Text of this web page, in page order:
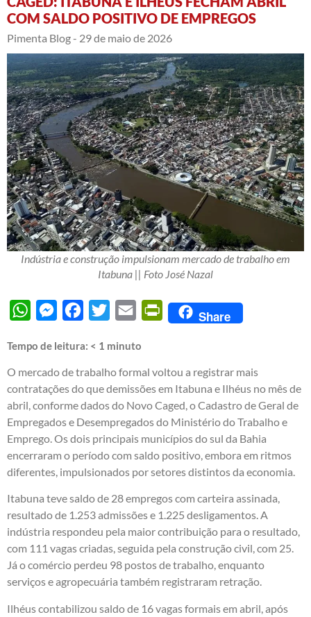
COM SALDO POSITIVO DE EMPREGOS
Pimenta Blog - 29 de maio de 2026
Indústria e construção impulsionam mercado de trabalho em
Itabuna || Foto José Nazal
WhatsAppMessengerFacebook
Twitter Email PrintFriendly
Share
Tempo de leitura: < 1 minuto
O mercado de trabalho formal voltou a registrar mais
contratações do que demissões em Itabuna e Ilhéus no mês de
abril, conforme dados do Novo Caged, o Cadastro de Geral de
Empregados e Desempregados do Ministério do Trabalho e
Emprego. Os dois principais municípios do sul da Bahia
encerraram o período com saldo positivo, embora em ritmos
diferentes, impulsionados por setores distintos da economia.
Itabuna teve saldo de 28 empregos com carteira assinada,
resultado de 1.253 admissões e 1.225 desligamentos. A
indústria respondeu pela maior contribuição para o resultado,
com 111 vagas criadas, seguida pela construção civil, com 25.
Já o comércio perdeu 98 postos de trabalho, enquanto
serviços e agropecuária também registraram retração.
Ilhéus contabilizou saldo de 16 vagas formais em abril, após